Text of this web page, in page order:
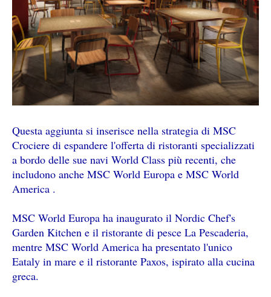
Questa aggiunta si inserisce nella strategia di MSC
Crociere di espandere l'offerta di ristoranti specializzati
a bordo delle sue navi World Class più recenti, che
includono anche MSC World Europa e MSC World
America .
MSC World Europa ha inaugurato il Nordic Chef's
Garden Kitchen e il ristorante di pesce La Pescaderia,
mentre MSC World America ha presentato l'unico
Eataly in mare e il ristorante Paxos, ispirato alla cucina
greca.